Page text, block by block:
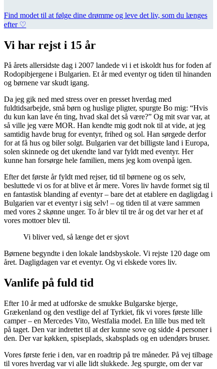
Find modet til at følge dine drømme og leve det liv, som du længes
efter ♡
Vi har rejst i 15 år
På årets allersidste dag i 2007 landede vi i et iskoldt hus for foden af
Rodopibjergene i Bulgarien. Et år med eventyr og tiden til hinanden
og børnene var skudt igang.
Da jeg gik ned med stress over en presset hverdag med
fuldtidsarbejde, små børn og huslige pligter, spurgte Bo mig: “Hvis
du kun kan lave én ting, hvad skal det så være?” Og mit svar var, at
så ville jeg være MOR. Han kendte mig godt nok til at vide, at jeg
samtidig havde brug for eventyr, frihed og sol. Han sørgede derfor
for at få hus og biler solgt. Bulgarien var det billigste land i Europa,
solen skinnede og det ukendte land var fyldt med eventyr. Her
kunne han forsørge hele familien, mens jeg kom ovenpå igen.
Efter det første år fyldt med rejser, tid til børnene og os selv,
besluttede vi os for at blive et år mere. Vores liv havde formet sig til
en fantastisk blanding af eventyr – bare det at etablere en dagligdag i
Bulgarien var et eventyr i sig selv! – og tiden til at være sammen
med vores 2 skønne unger. To år blev til tre år og det var her et af
vores mottoer blev til.
Vi bliver ved, så længe det er sjovt
Børnene begyndte i den lokale landsbyskole. Vi rejste 120 dage om
året. Dagligdagen var et eventyr. Og vi elskede vores liv.
Vanlife på fuld tid
Efter 10 år med at udforske de smukke Bulgarske bjerge,
Grækenland og den vestlige del af Tyrkiet, fik vi vores første lille
camper – en Mercedes Vito, Westfalia model. En lille bus med telt
på taget. Den var indrettet til at der kunne sove og sidde 4 personer i
den. Der var køkken, spiseplads, skabsplads og en udendørs bruser.
Vores første ferie i den, var en roadtrip på tre måneder. På vej tilbage
til vores hverdag var vi alle lidt slukkede. Jeg spurgte, om der var